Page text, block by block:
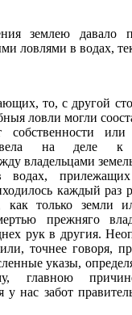
землею давало
ловлями в водах,
то, с другой
ловли могли
или
вела на деле к
владельцами
водах,
каждый раз
как только земли
прежняго
рук в другия.
точнее говоря,
указы,
главною
у нас забот